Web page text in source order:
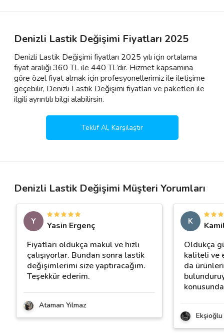
Denizli Lastik Değişimi Fiyatları 2025
Denizli Lastik Değişimi fiyatları 2025 yılı için ortalama
fiyat aralığı 360 TL ile 440 TL’dir. Hizmet kapsamına
göre özel fiyat almak için profesyonellerimiz ile iletişime
geçebilir, Denizli Lastik Değişimi fiyatları ve paketleri ile
ilgili ayrıntılı bilgi alabilirsin.
Teklif Al, Karşılaştır
Denizli Lastik Değişimi Müşteri Yorumları
Y
Yasin Ergenç
Fiyatları oldukça makul ve hızlı
çalışıyorlar. Bundan sonra lastik
değişimlerimi size yaptıracağım.
Teşekkür ederim.
Ataman Yılmaz
K
Oldukça
kaliteli ve
da